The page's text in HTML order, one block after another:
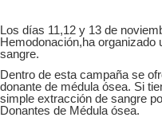
Los días 11,12 y 13 de
Hemodonación,ha organizado
sangre.
Dentro de esta campaña se
donante de médula ósea. Si
simple extracción de sangre
Donantes de Médula ósea.